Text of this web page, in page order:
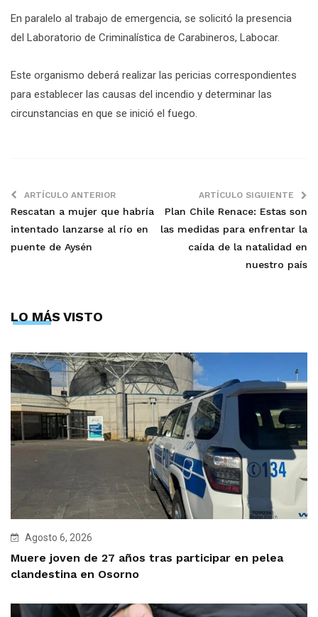
En paralelo al trabajo de emergencia, se solicitó la presencia
del Laboratorio de Criminalística de Carabineros, Labocar.
Este organismo deberá realizar las pericias correspondientes
para establecer las causas del incendio y determinar las
circunstancias en que se inició el fuego.
ARTÍCULO ANTERIOR
Rescatan a mujer que habría
intentado lanzarse al río en
puente de Aysén
ARTÍCULO SIGUIENTE
Plan Chile Renace: Estas son
las medidas para enfrentar la
caída de la natalidad en
nuestro país
LO MÁS VISTO
Agosto 6, 2026
Muere joven de 27 años tras participar en pelea
clandestina en Osorno